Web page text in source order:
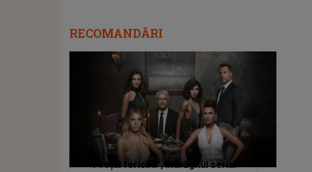
RECOMANDĂRI
“Prețul fericirii”, îndrăgitul serial